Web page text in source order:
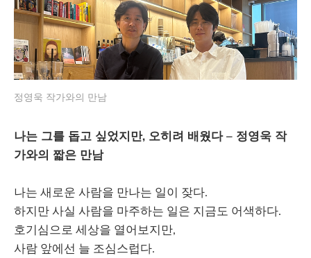
정영욱 작가와의 만남
나는 그를 돕고 싶었지만, 오히려 배웠다 – 정영욱 작
가와의 짧은 만남
나는 새로운 사람을 만나는 일이 잦다.
하지만 사실 사람을 마주하는 일은 지금도 어색하다.
호기심으로 세상을 열어보지만,
사람 앞에선 늘 조심스럽다.